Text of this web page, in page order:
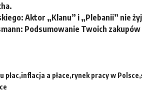
Aktor „Klanu” i „Plebanii” nie
Podsumowanie Twoich
płac inflacja a płace rynek pracy w Polsce